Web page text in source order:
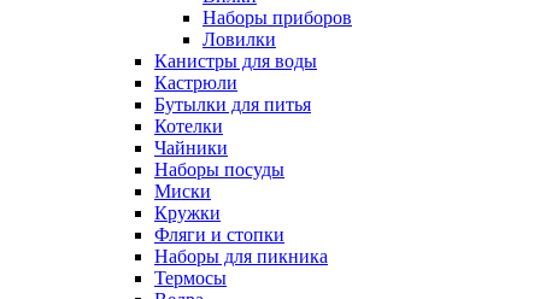
Наборы приборов
Ловилки
Канистры для воды
Кастрюли
Бутылки для питья
Котелки
Чайники
Наборы посуды
Миски
Кружки
Фляги и стопки
Наборы для пикника
Термосы